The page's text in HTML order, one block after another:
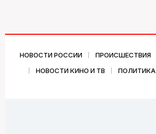
НОВОСТИ РОССИИ ПРОИСШЕСТВИЯ
НОВОСТИ КИНО И ТВ
ПОЛИТИКА